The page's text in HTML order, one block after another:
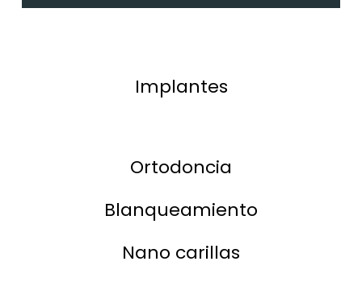
Implantes
Ortodoncia
Blanqueamiento
Nano carillas